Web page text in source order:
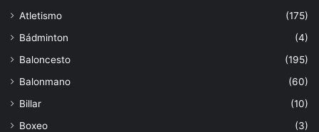
Atletismo
(175)
Bádminton
(4)
Baloncesto
(195)
Balonmano
(60)
Billar
(10)
Boxeo
(3)